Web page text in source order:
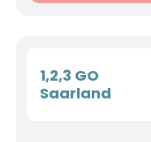
1,2,3 GO
Saarland